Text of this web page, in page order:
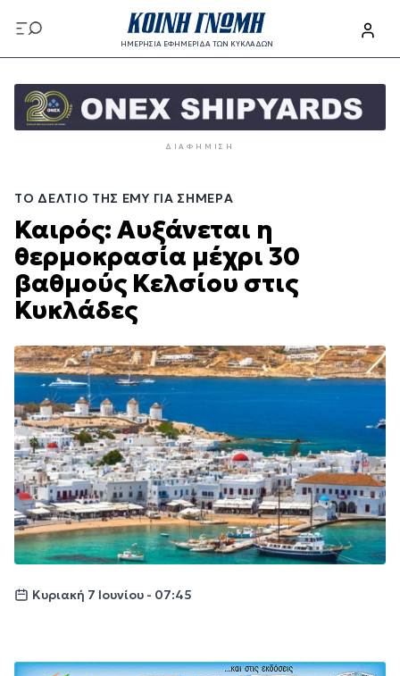
προς
το
περιεχόμενο
ΗΜΕΡΗΣΙΑ ΕΦΗΜΕΡΙΔΑ ΤΩΝ ΚΥΚΛΑΔΩΝ
προς
κυρίως
ΔΙΑΦΉΜΙΣΗ
ΤΟ ΔΕΛΤΊΟ ΤΗΣ ΕΜΥ ΓΙΑ ΣΉΜΕΡΑ
Καιρός: Αυξάνεται η
θερμοκρασία μέχρι 30
βαθμούς Κελσίου στις
Κυκλάδες
Κυριακή 7 Ιουνίου - 07:45